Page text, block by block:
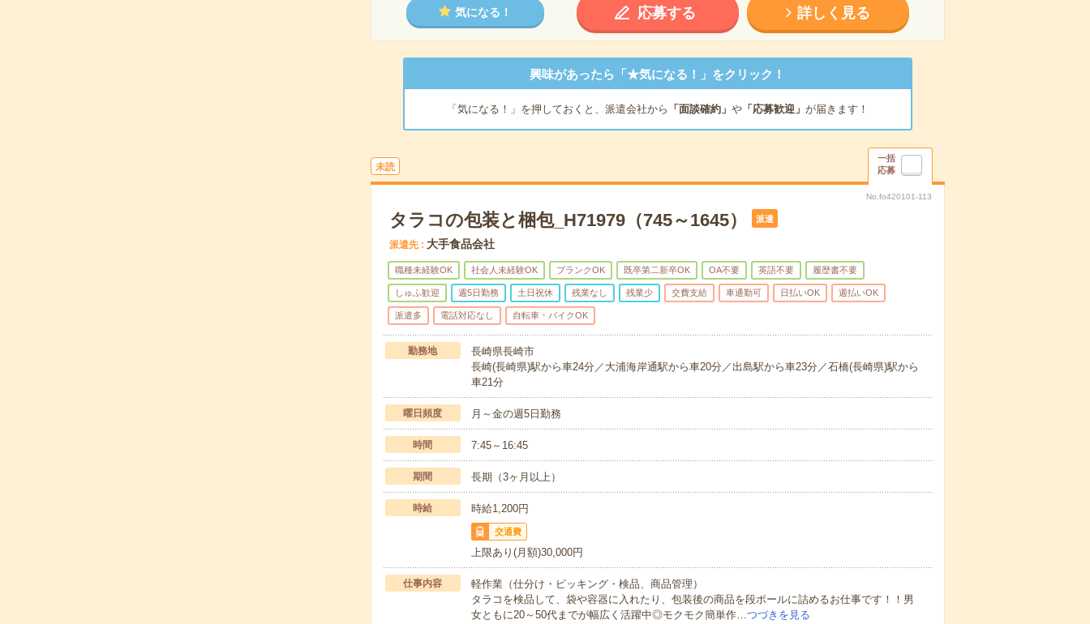
気になる！ 応募する 詳しく見る
興味があったら「★気になる！」をクリック！
「気になる！」を押しておくと、派遣会社から 「面談確約」 や「応募歓迎」 が届きます！
未読
一括
応募
No.fo420101-113
タラコの包装と梱包_H71979（745～1645） 派遣
派遣先 大手食品会社
職種未経験OK 社会人未経験OK ブランクOK 既卒第二新卒OK OA不要 英語不要 履歴書不要
しゅふ歓迎 週5日勤務 土日祝休 残業なし 残業少 交費支給 車通勤可 日払いOK 週払いOK
派遣多 電話対応なし 自転車・バイクOK
勤務地
長崎県長崎市
長崎(長崎県)駅から車24分／大浦海岸通駅から車20分／出島駅から車23分／石橋(長崎県)駅から
車21分
曜日頻度 月～金の週5日勤務
時間 7:45～16:45
期間 長期（3ヶ月以上）
時給 時給1,200円
交通費
上限あり(月額)30,000円
仕事内容
軽作業（仕分け・ピッキング・検品、商品管理）
タラコを検品して、袋や容器に入れたり、包装後の商品を段ボールに詰めるお仕事です！！男
女ともに20～50代までが幅広く活躍中◎モクモク簡単作…つづきを見る